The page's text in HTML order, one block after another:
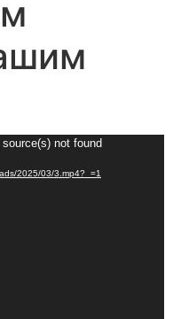
not found
2025/03/3.mp4?_=1